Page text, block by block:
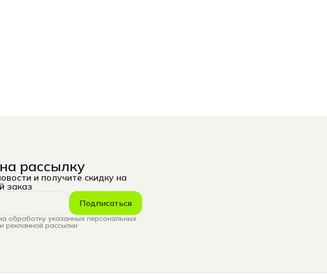
рассылку
и получите скидку на
заказ
Подписаться
обработку указанных персональных
рекламной рассылки